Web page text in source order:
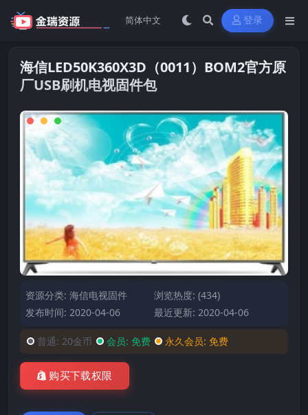
登录
海信LED50K360X3D（0011）BOM2官方原
厂USB刷机电视固件包
资源分类: 海信电视固件
浏览热度: (434)
发布时间: 2020-04-06
最近更新: 2020-04-06
普通: 20金币 会员: 免费 永久会员: 免费
购买下载权限